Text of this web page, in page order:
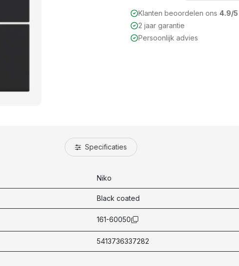
Klanten beoordelen ons 4.9/5
2 jaar garantie
Persoonlijk advies
Specificaties
Niko
Black coated
161-60050
5413736337282